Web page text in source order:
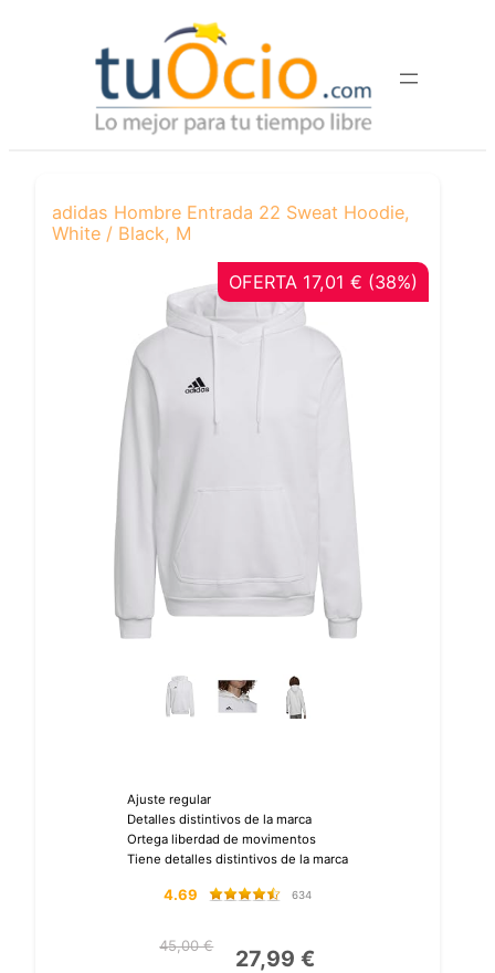
adidas Hombre Entrada 22 Sweat Hoodie,
White / Black, M
OFERTA 17,01 € (38%)
Ajuste regular
Detalles distintivos de la marca
Ortega liberdad de movimentos
Tiene detalles distintivos de la marca
4.69 634
45,00 € 27,99 €